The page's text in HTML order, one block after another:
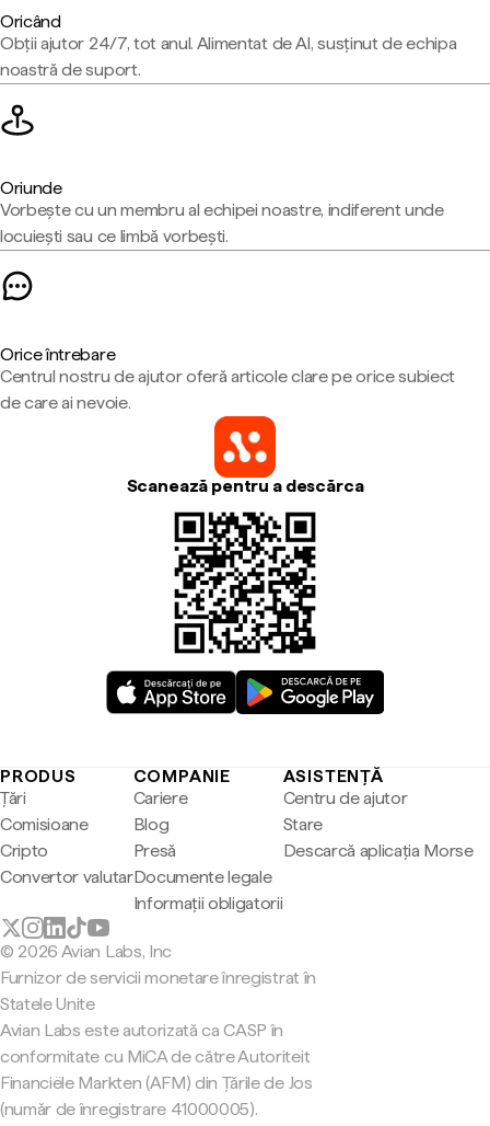
Oricând
Obții ajutor 24/7, tot anul. Alimentat de AI, susținut de echipa
noastră de suport.
Oriunde
Vorbește cu un membru al echipei noastre, indiferent unde
locuiești sau ce limbă vorbești.
Orice întrebare
Centrul nostru de ajutor oferă articole clare pe orice subiect
de care ai nevoie.
Scanează pentru a descărca
PRODUS
Țări
Comisioane
Cripto
Convertor valutar
COMPANIE
Cariere
Blog
Presă
Documente legale
Informații obligatorii
ASISTENȚĂ
Centru de ajutor
Stare
Descarcă aplicația Morse
© 2026 Avian Labs, Inc
Furnizor de servicii monetare înregistrat în
Statele Unite
Avian Labs este autorizată ca CASP în
conformitate cu MiCA de către Autoriteit
Financiële Markten (AFM) din Țările de Jos
(număr de înregistrare 41000005).